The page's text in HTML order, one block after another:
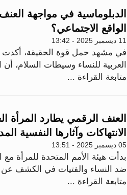
الدبلوماسية في مواجهة
الواقع الاجتماعي؟
11 ديسمبر 2025 - 13:42
في مشهد حمل قوة الحقيقة، أكدت
العربية للنساء وسيطات السلام،
متابعة القراءة ...
العنف الرقمي يطارد
الانتهاكات وآثارها النفسية
05 ديسمبر 2025 - 13:51
بدأت هيئة الأمم المتحدة للمرأة
ضد النساء والفتيات في الكشف
متابعة القراءة ...